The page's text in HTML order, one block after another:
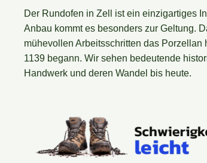
Der Rundofen in Zell ist ein einzigartiges
Anbau kommt es besonders zur Geltung.
mühevollen Arbeitsschritten das
1139 begann. Wir sehen bedeutende
Handwerk und deren Wandel bis heute.